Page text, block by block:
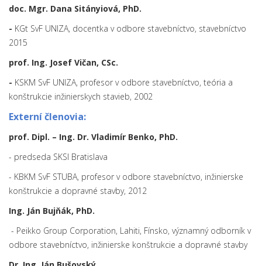
doc. Mgr. Dana Sitányiová, PhD.
- KGt SvF UNIZA, docentka v odbore stavebníctvo, stavebníctvo
2015
prof. Ing. Josef Vičan, CSc.
- KSKM SvF UNIZA, profesor v odbore stavebníctvo, teória a
konštrukcie inžinierskych stavieb, 2002
Externí členovia:
prof. Dipl. – Ing. Dr. Vladimír Benko, PhD.
- predseda SKSI Bratislava
- KBKM SvF STUBA, profesor v odbore stavebníctvo, inžinierske
konštrukcie a dopravné stavby, 2012
Ing. Ján Bujňák, PhD.
- Peikko Group Corporation, Lahiti, Fínsko, významný odborník v
odbore stavebníctvo, inžinierske konštrukcie a dopravné stavby